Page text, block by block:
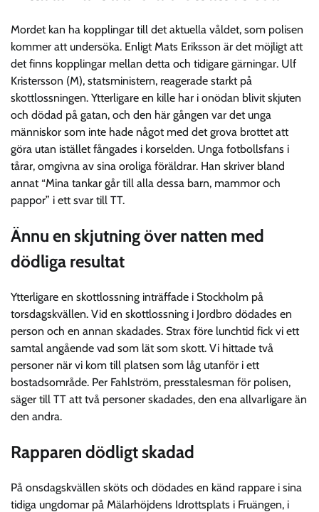
Mordet kan ha kopplingar till det aktuella våldet, som polisen
kommer att undersöka. Enligt Mats Eriksson är det möjligt att
det finns kopplingar mellan detta och tidigare gärningar. Ulf
Kristersson (M), statsministern, reagerade starkt på
skottlossningen. Ytterligare en kille har i onödan blivit skjuten
och dödad på gatan, och den här gången var det unga
människor som inte hade något med det grova brottet att
göra utan istället fångades i korselden. Unga fotbollsfans i
tårar, omgivna av sina oroliga föräldrar. Han skriver bland
annat “Mina tankar går till alla dessa barn, mammor och
pappor” i ett svar till TT.
Ännu en skjutning över natten med
dödliga resultat
Ytterligare en skottlossning inträffade i Stockholm på
torsdagskvällen. Vid en skottlossning i Jordbro dödades en
person och en annan skadades. Strax före lunchtid fick vi ett
samtal angående vad som lät som skott. Vi hittade två
personer när vi kom till platsen som låg utanför i ett
bostadsområde. Per Fahlström, presstalesman för polisen,
säger till TT att två personer skadades, den ena allvarligare än
den andra.
Rapparen dödligt skadad
På onsdagskvällen sköts och dödades en känd rappare i sina
tidiga ungdomar på Mälarhöjdens Idrottsplats i Fruängen, i